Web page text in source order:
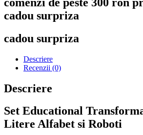
cadou surpriza
cadou surpriza
Descriere
Recenzii (0)
Descriere
Set Educational
Litere Alfabet si Roboti